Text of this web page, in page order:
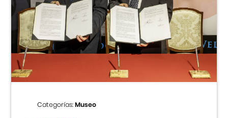
Categorías:Museo